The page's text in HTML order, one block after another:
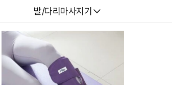
다나와
발/다리마사지기